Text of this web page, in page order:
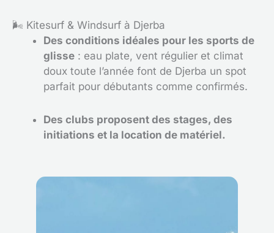
🌬️ Kitesurf & Windsurf à Djerba
Des conditions idéales pour les sports de
glisse : eau plate, vent régulier et climat
doux toute l’année font de Djerba un spot
parfait pour débutants comme confirmés.
Des clubs proposent des stages, des
initiations et la location de matériel.